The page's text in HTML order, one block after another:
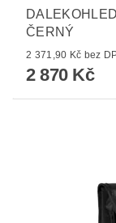
ČERNÝ
2 371,90 Kč
2 870 Kč